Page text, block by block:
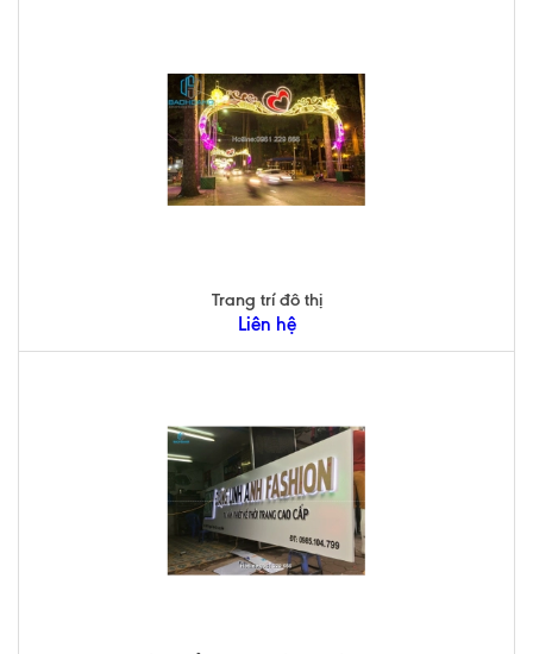
Trang trí đô thị
Liên hệ